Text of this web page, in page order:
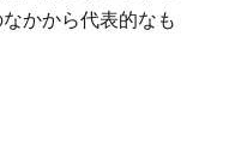
かから代表的なも